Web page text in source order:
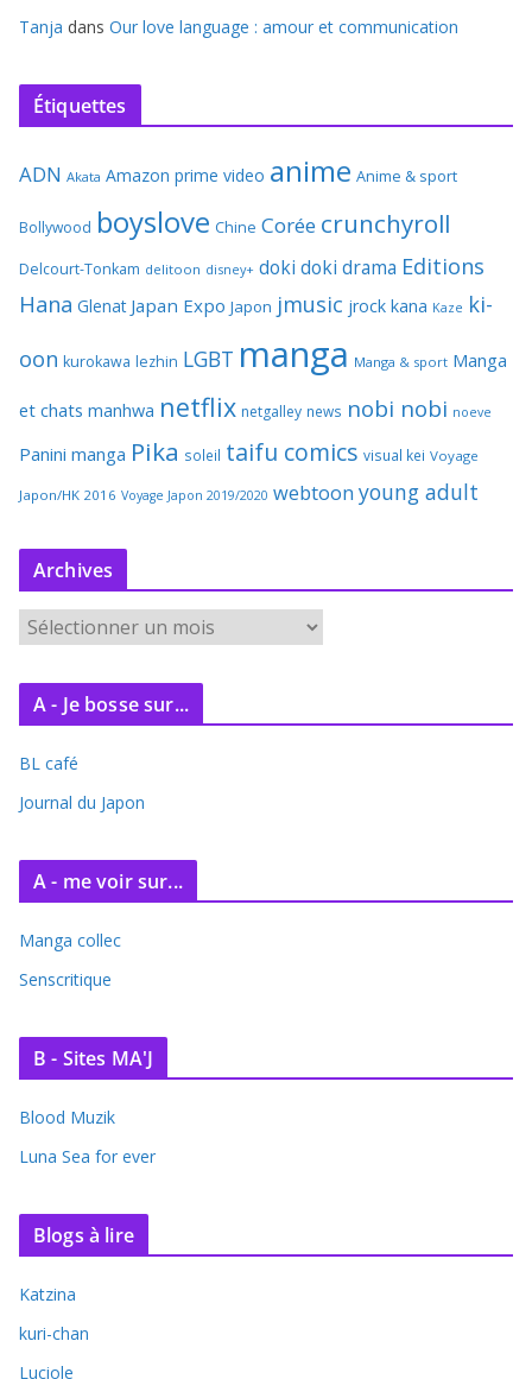
Tanja dans Our love language : amour et communication
Étiquettes
ADN Akata Amazon prime video anime Anime & sport
Bollywood boyslove Chine Corée crunchyroll
Delcourt-Tonkam delitoon disney+ doki doki drama Editions
Hana Glenat Japan Expo Japon jmusic jrock kana Kaze ki-
oon kurokawa lezhin LGBT manga Manga & sport Manga
et chats manhwa netflix netgalley news nobi nobi noeve
Panini manga Pika soleil taifu comics visual kei Voyage
Japon/HK 2016 Voyage Japon 2019/2020 webtoon young adult
Archives
r
c
v
e
A - Je bosse sur...
BL café
Journal du Japon
A - me voir sur...
Manga collec
Senscritique
B - Sites MA'J
Blood Muzik
Luna Sea for ever
Blogs à lire
Katzina
kuri-chan
Luciole